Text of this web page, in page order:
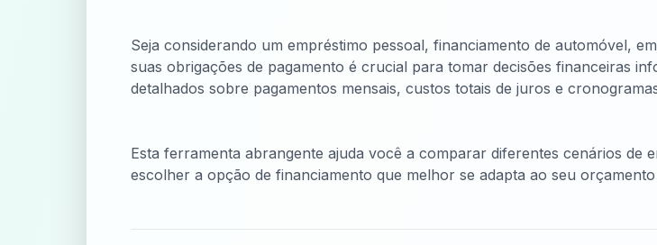
Seja considerando um empréstimo pessoal, financiamento de automóvel,
suas obrigações de pagamento é crucial para tomar decisões financeiras
detalhados sobre pagamentos mensais, custos totais de juros e
Esta ferramenta abrangente ajuda você a comparar diferentes cenários de
escolher a opção de financiamento que melhor se adapta ao seu